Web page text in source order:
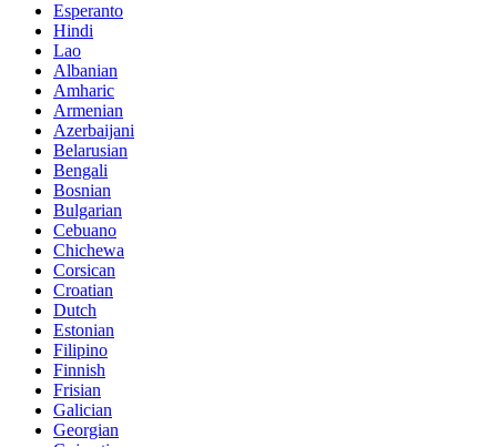
Esperanto
Hindi
Lao
Albanian
Amharic
Armenian
Azerbaijani
Belarusian
Bengali
Bosnian
Bulgarian
Cebuano
Chichewa
Corsican
Croatian
Dutch
Estonian
Filipino
Finnish
Frisian
Galician
Georgian